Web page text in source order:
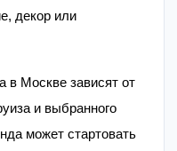
декор или
в Москве зависят от
и выбранного
может стартовать